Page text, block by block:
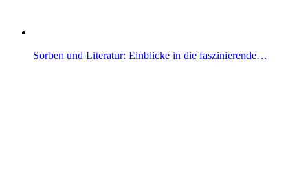
Sorben und Literatur: Einblicke in die faszinierende…